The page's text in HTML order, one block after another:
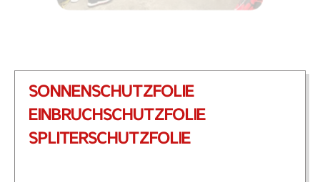
SONNENSCHUTZFOLIE
EINBRUCHSCHUTZFOLIE
SPLITERSCHUTZFOLIE